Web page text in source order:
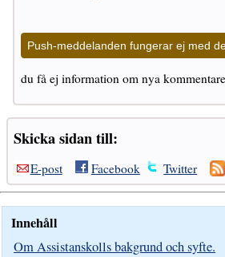
Push-meddelanden fungerar ej med
du få ej information om nya
Skicka sidan till:
E-post Facebook Twitter
Innehåll
Om Assistanskolls bakgrund och syfte.